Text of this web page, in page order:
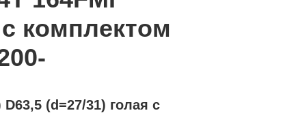
с комплектом
(d=27/31) голая с